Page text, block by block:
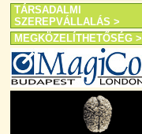
TÁRSADALMI
SZEREPVÁLLALÁS >
MEGKÖZELÍTHETŐSÉG >